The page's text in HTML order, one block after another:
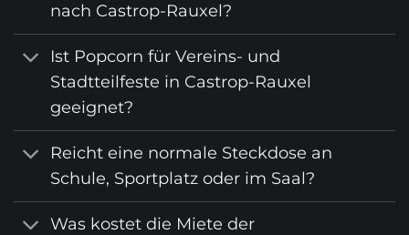
nach Castrop-Rauxel?
Ist Popcorn für Vereins- und
Stadtteilfeste in Castrop-Rauxel
geeignet?
Reicht eine normale Steckdose an
Schule, Sportplatz oder im Saal?
Was kostet die Miete der